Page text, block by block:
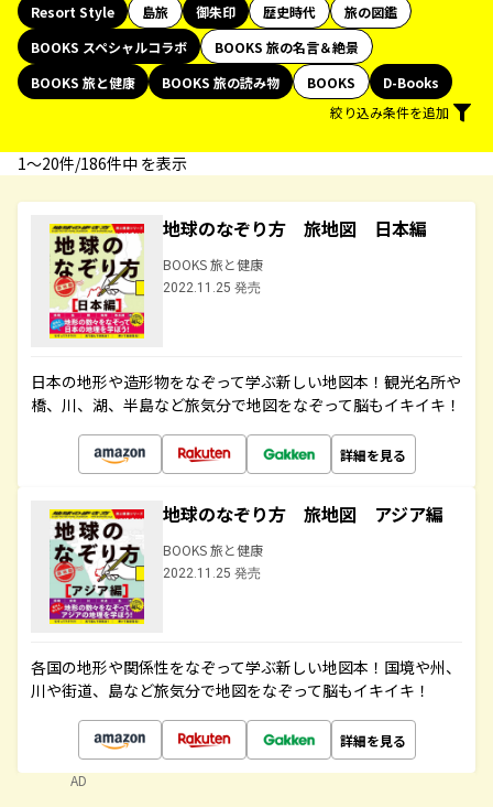
Resort Style
島旅 御朱印 歴史時代
旅の図鑑
BOOKS スペシャルコラボ
BOOKS 旅の名言＆絶景
BOOKS 旅と健康
BOOKS 旅の読み物 BOOKS
D-Books
絞り込み条件を追加
1〜20件/186件中 を表示
地球のなぞり方 旅地図 日本編
BOOKS 旅と健康
2022.11.25 発売
日本の地形や造形物をなぞって学ぶ新しい地図本！観光名所や
橋、川、湖、半島など旅気分で地図をなぞって脳もイキイキ！
詳細を見る
地球のなぞり方 旅地図 アジア編
BOOKS 旅と健康
2022.11.25 発売
各国の地形や関係性をなぞって学ぶ新しい地図本！国境や州、
川や街道、島など旅気分で地図をなぞって脳もイキイキ！
詳細を見る
AD